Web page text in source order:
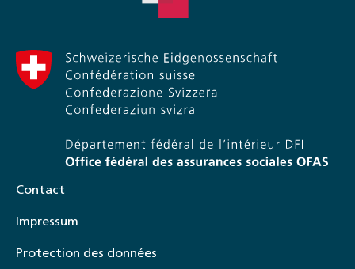
Contact
Impressum
Protection des données